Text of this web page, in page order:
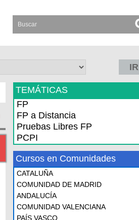
IR
TEMÁTICAS
FP
FP a Distancia
Pruebas Libres FP
PCPI
Cursos en Comunidades
CATALUÑA
COMUNIDAD DE MADRID
ANDALUCÍA
COMUNIDAD VALENCIANA
PAÍS VASCO